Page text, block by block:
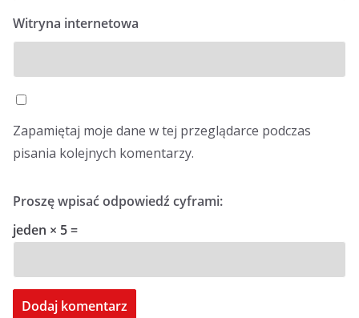
Witryna internetowa
Zapamiętaj moje dane w tej przeglądarce podczas
pisania kolejnych komentarzy.
Proszę wpisać odpowiedź cyframi:
jeden × 5 =